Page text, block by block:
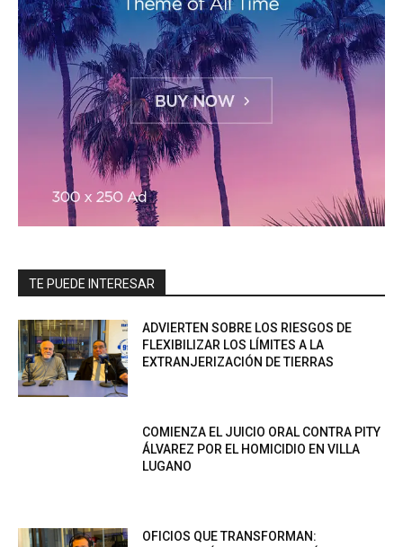
TE PUEDE INTERESAR
ADVIERTEN SOBRE LOS RIESGOS DE
FLEXIBILIZAR LOS LÍMITES A LA
EXTRANJERIZACIÓN DE TIERRAS
COMIENZA EL JUICIO ORAL CONTRA PITY
ÁLVAREZ POR EL HOMICIDIO EN VILLA
LUGANO
OFICIOS QUE TRANSFORMAN: